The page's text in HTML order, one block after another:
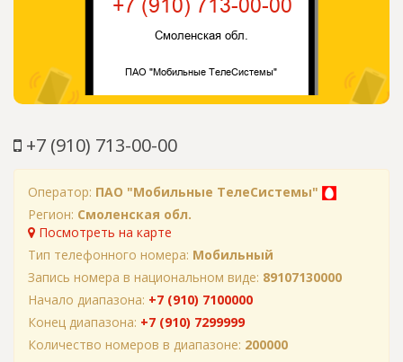
+7 (910) 713-00-00
Оператор: ПАО "Мобильные ТелеСистемы"
Регион: Смоленская обл.
Посмотреть на карте
Тип телефонного номера: Мобильный
Запись номера в национальном виде: 89107130000
Начало диапазона: +7 (910) 7100000
Конец диапазона: +7 (910) 7299999
Количество номеров в диапазоне: 200000